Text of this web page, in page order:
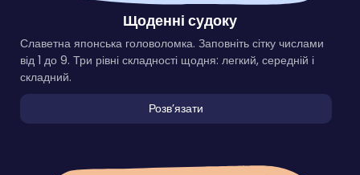
Щоденні судоку
Славетна японська головоломка. Заповніть сітку числами
від 1 до 9. Три рівні складності щодня: легкий, середній і
складний.
Розвʼязати